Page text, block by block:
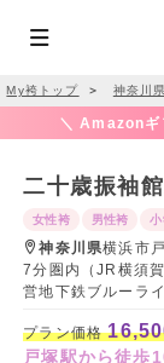
My袴トップ ＞ 神奈川
＼ Amazonギ
二十歳振袖
女性袴 男性袴 小
神奈川県横浜市
7分圏内（JR横須
営地下鉄ブルーラ
プラン価格
戸塚駅から徒歩